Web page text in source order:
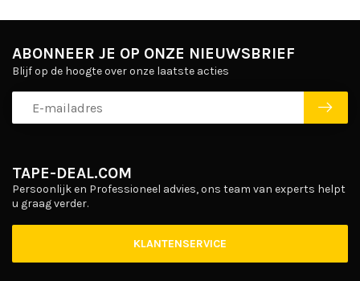
TAPE-DEAL.COM
Persoonlijk en Professioneel advies, ons team van experts helpt
u graag verder.
KLANTENSERVICE
ABONNEER JE OP ONZE NIEUWSBRIEF
Blijf op de hoogte over onze laatste acties